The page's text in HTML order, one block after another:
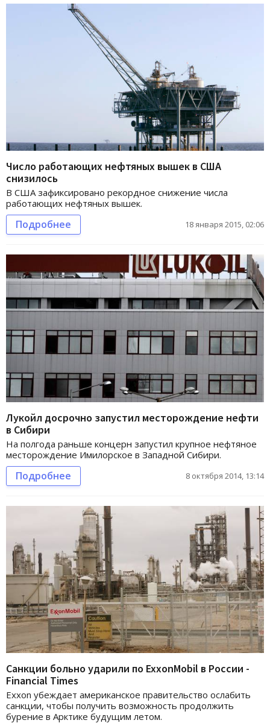
Число работающих нефтяных вышек в США
снизилось
В США зафиксировано рекордное снижение числа
работающих нефтяных вышек.
Подробнее 18 января 2015, 02:06
Лукойл досрочно запустил месторождение нефти
в Сибири
На полгода раньше концерн запустил крупное нефтяное
месторождение Имилорское в Западной Сибири.
Подробнее 8 октября 2014, 13:14
Санкции больно ударили по ExxonMobil в России -
Financial Times
Exxon убеждает американское правительство ослабить
санкции, чтобы получить возможность продолжить
бурение в Арктике будущим летом.